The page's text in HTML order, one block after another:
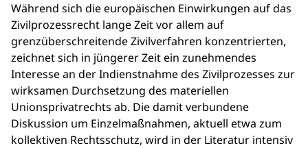
Während sich die europäischen Einwirkungen auf das
Zivilprozessrecht lange Zeit vor allem auf
grenzüberschreitende Zivilverfahren konzentrierten,
zeichnet sich in jüngerer Zeit ein zunehmendes
Interesse an der Indienstnahme des Zivilprozesses zur
wirksamen Durchsetzung des materiellen
Unionsprivatrechts ab. Die damit verbundene
Diskussion um Einzelmaßnahmen, aktuell etwa zum
kollektiven Rechtsschutz, wird in der Literatur intensiv